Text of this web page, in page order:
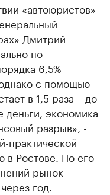
«автоюристов»
Дмитрий
по
6,5%
с помощью
в 1,5 раза – до
деньги, экономика
разрыв», -
практической
в Ростове. По его
рынок
год.